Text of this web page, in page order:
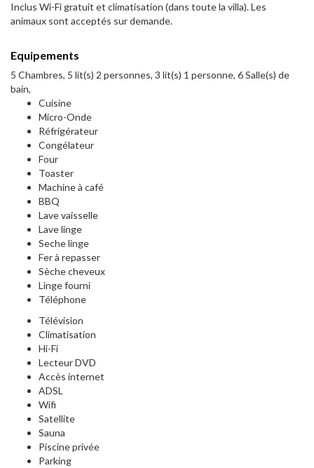
Inclus Wi-Fi gratuit et climatisation (dans toute la villa). Les
animaux sont acceptés sur demande.
Equipements
5 Chambres, 5 lit(s) 2 personnes, 3 lit(s) 1 personne, 6 Salle(s) de
bain,
Cuisine
Micro-Onde
Réfrigérateur
Congélateur
Four
Toaster
Machine à café
BBQ
Lave vaisselle
Lave linge
Seche linge
Fer à repasser
Sèche cheveux
Linge fourni
Téléphone
Télévision
Climatisation
Hi-Fi
Lecteur DVD
Accès internet
ADSL
Wifi
Satellite
Sauna
Piscine privée
Parking